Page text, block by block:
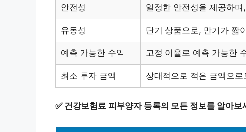
안전성 일정한 안전성을 제공하
유동성 단기 상품으로, 만기가 짧
예측 가능한 수익 고정 이율로 예측 가능한
최소 투자 금액 상대적으로 적은 금액으로
✅ 건강보험료 피부양자 등록의 모든 정보를 알아보